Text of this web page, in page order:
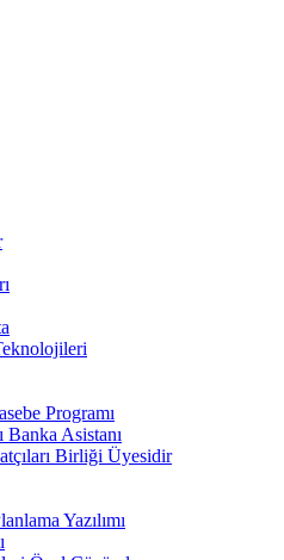
Programı
Banka Asistanı
Birliği Üyesidir
Yazılımı